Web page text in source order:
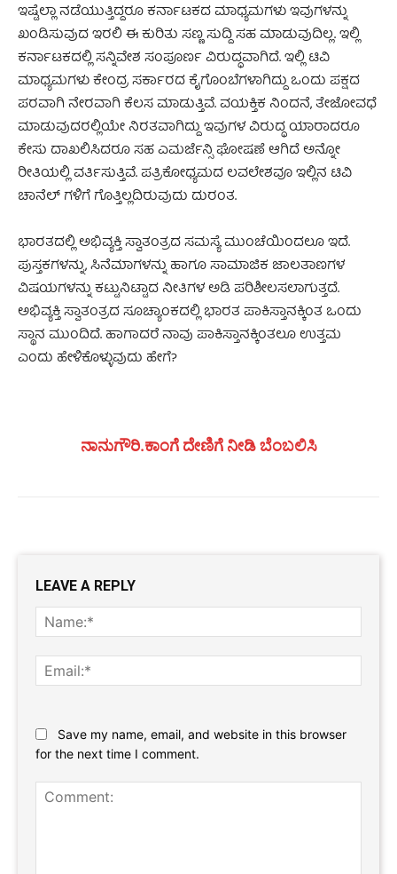
ಇಷ್ಟೆಲ್ಲಾ ನಡೆಯುತ್ತಿದ್ದರೂ ಕರ್ನಾಟಕದ ಮಾಧ್ಯಮಗಳು ಇವುಗಳನ್ನು
ಖಂಡಿಸುವುದ ಇರಲಿ ಈ ಕುರಿತು ಸಣ್ಣ ಸುದ್ದಿ ಸಹ ಮಾಡುವುದಿಲ್ಲ. ಇಲ್ಲಿ
ಕರ್ನಾಟಕದಲ್ಲಿ ಸನ್ನಿವೇಶ ಸಂಪೂರ್ಣ ವಿರುದ್ಧವಾಗಿದೆ. ಇಲ್ಲಿ ಟಿವಿ
ಮಾಧ್ಯಮಗಳು ಕೇಂದ್ರ ಸರ್ಕಾರದ ಕೈಗೊಂಬೆಗಳಾಗಿದ್ದು ಒಂದು ಪಕ್ಷದ
ಪರವಾಗಿ ನೇರವಾಗಿ ಕೆಲಸ ಮಾಡುತ್ತಿವೆ. ವಯಕ್ತಿಕ ನಿಂದನೆ, ತೇಜೋವಧೆ
ಮಾಡುವುದರಲ್ಲಿಯೇ ನಿರತವಾಗಿದ್ದು ಇವುಗಳ ವಿರುದ್ಧ ಯಾರಾದರೂ
ಕೇಸು ದಾಖಲಿಸಿದರೂ ಸಹ ಎಮರ್ಜೆನ್ಸಿ ಘೋಷಣೆ ಆಗಿದೆ ಅನ್ನೋ
ರೀತಿಯಲ್ಲಿ ವರ್ತಿಸುತ್ತಿವೆ. ಪತ್ರಿಕೋಧ್ಯಮದ ಲವಲೇಶವೂ ಇಲ್ಲಿನ ಟಿವಿ
ಚಾನೆಲ್ ಗಳಿಗೆ ಗೊತ್ತಿಲ್ಲದಿರುವುದು ದುರಂತ.
ಭಾರತದಲ್ಲಿ ಅಭಿವ್ಯಕ್ತಿ ಸ್ವಾತಂತ್ರದ ಸಮಸ್ಯೆ ಮುಂಚೆಯಿಂದಲೂ ಇದೆ.
ಪುಸ್ತಕಗಳನ್ನು, ಸಿನೆಮಾಗಳನ್ನು ಹಾಗೂ ಸಾಮಾಜಿಕ ಜಾಲತಾಣಗಳ
ವಿಷಯಗಳನ್ನು ಕಟ್ಟುನಿಟ್ಟಾದ ನೀತಿಗಳ ಅಡಿ ಪರಿಶೀಲಸಲಾಗುತ್ತದೆ.
ಅಭಿವ್ಯಕ್ತಿ ಸ್ವಾತಂತ್ರದ ಸೂಚ್ಯಾಂಕದಲ್ಲಿ ಭಾರತ ಪಾಕಿಸ್ತಾನಕ್ಕಿಂತ ಒಂದು
ಸ್ಥಾನ ಮುಂದಿದೆ. ಹಾಗಾದರೆ ನಾವು ಪಾಕಿಸ್ತಾನಕ್ಕಿಂತಲೂ ಉತ್ತಮ
ಎಂದು ಹೇಳಿಕೊಳ್ಳುವುದು ಹೇಗೆ?
ನಾನುಗೌರಿ.ಕಾಂಗೆ ದೇಣಿಗೆ ನೀಡಿ ಬೆಂಬಲಿಸಿ
LEAVE A REPLY
Save my name, email, and website in this browser
for the next time I comment.